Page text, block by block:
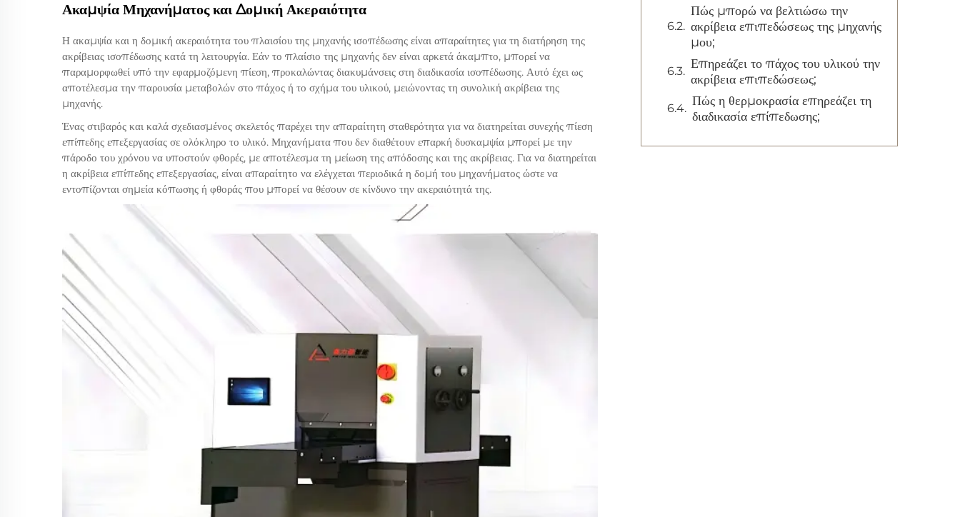
Ακαμψία Μηχανήματος και Δομική Ακεραιότητα
Η ακαμψία και η δομική ακεραιότητα του πλαισίου της μηχανής ισοπέδωσης είναι απαραίτητες για τη διατήρηση της
ακρίβειας ισοπέδωσης κατά τη λειτουργία. Εάν το πλαίσιο της μηχανής δεν είναι αρκετά άκαμπτο, μπορεί να
παραμορφωθεί υπό την εφαρμοζόμενη πίεση, προκαλώντας διακυμάνσεις στη διαδικασία ισοπέδωσης. Αυτό έχει ως
αποτέλεσμα την παρουσία μεταβολών στο πάχος ή το σχήμα του υλικού, μειώνοντας τη συνολική ακρίβεια της
μηχανής.
Ένας στιβαρός και καλά σχεδιασμένος σκελετός παρέχει την απαραίτητη σταθερότητα για να διατηρείται συνεχής πίεση
επίπεδης επεξεργασίας σε ολόκληρο το υλικό. Μηχανήματα που δεν διαθέτουν επαρκή δυσκαμψία μπορεί με την
πάροδο του χρόνου να υποστούν φθορές, με αποτέλεσμα τη μείωση της απόδοσης και της ακρίβειας. Για να διατηρείται
η ακρίβεια επίπεδης επεξεργασίας, είναι απαραίτητο να ελέγχεται περιοδικά η δομή του μηχανήματος ώστε να
εντοπίζονται σημεία κόπωσης ή φθοράς που μπορεί να θέσουν σε κίνδυνο την ακεραιότητά της.
Πώς μπορώ να βελτιώσω την
ακρίβεια επιπεδώσεως της μηχανής
μου;
Επηρεάζει το πάχος του υλικού την
ακρίβεια επιπεδώσεως;
Πώς η θερμοκρασία επηρεάζει τη
διαδικασία επίπεδωσης;